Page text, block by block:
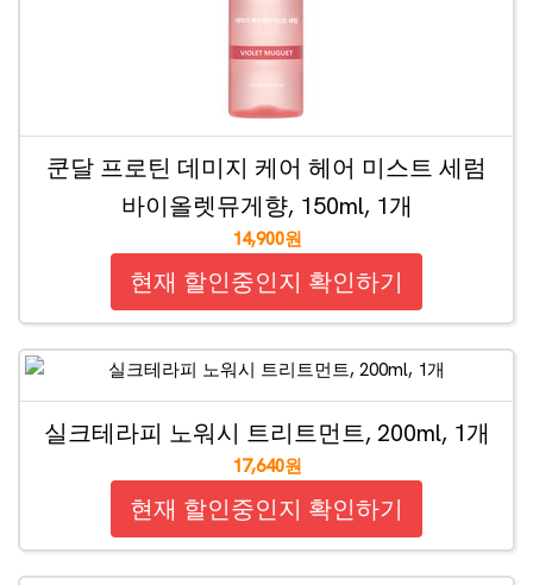
쿤달 프로틴 데미지 케어 헤어 미스트 세럼
바이올렛뮤게향, 150ml, 1개
14,900원
현재 할인중인지 확인하기
실크테라피 노워시 트리트먼트, 200ml, 1개
17,640원
현재 할인중인지 확인하기